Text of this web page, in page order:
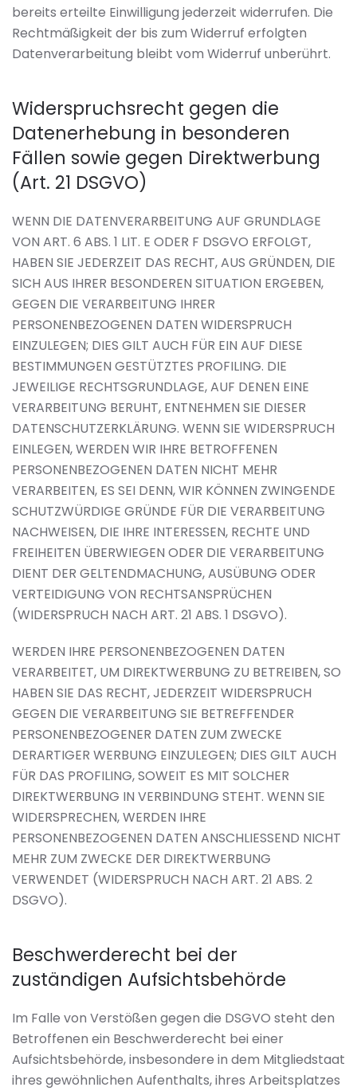
bereits erteilte Einwilligung jederzeit widerrufen. Die
Rechtmäßigkeit der bis zum Widerruf erfolgten
Datenverarbeitung bleibt vom Widerruf unberührt.
Widerspruchsrecht gegen die
Datenerhebung in besonderen
Fällen sowie gegen Direktwerbung
(Art. 21 DSGVO)
WENN DIE DATENVERARBEITUNG AUF GRUNDLAGE
VON ART. 6 ABS. 1 LIT. E ODER F DSGVO ERFOLGT,
HABEN SIE JEDERZEIT DAS RECHT, AUS GRÜNDEN, DIE
SICH AUS IHRER BESONDEREN SITUATION ERGEBEN,
GEGEN DIE VERARBEITUNG IHRER
PERSONENBEZOGENEN DATEN WIDERSPRUCH
EINZULEGEN; DIES GILT AUCH FÜR EIN AUF DIESE
BESTIMMUNGEN GESTÜTZTES PROFILING. DIE
JEWEILIGE RECHTSGRUNDLAGE, AUF DENEN EINE
VERARBEITUNG BERUHT, ENTNEHMEN SIE DIESER
DATENSCHUTZERKLÄRUNG. WENN SIE WIDERSPRUCH
EINLEGEN, WERDEN WIR IHRE BETROFFENEN
PERSONENBEZOGENEN DATEN NICHT MEHR
VERARBEITEN, ES SEI DENN, WIR KÖNNEN ZWINGENDE
SCHUTZWÜRDIGE GRÜNDE FÜR DIE VERARBEITUNG
NACHWEISEN, DIE IHRE INTERESSEN, RECHTE UND
FREIHEITEN ÜBERWIEGEN ODER DIE VERARBEITUNG
DIENT DER GELTENDMACHUNG, AUSÜBUNG ODER
VERTEIDIGUNG VON RECHTSANSPRÜCHEN
(WIDERSPRUCH NACH ART. 21 ABS. 1 DSGVO).
WERDEN IHRE PERSONENBEZOGENEN DATEN
VERARBEITET, UM DIREKTWERBUNG ZU BETREIBEN, SO
HABEN SIE DAS RECHT, JEDERZEIT WIDERSPRUCH
GEGEN DIE VERARBEITUNG SIE BETREFFENDER
PERSONENBEZOGENER DATEN ZUM ZWECKE
DERARTIGER WERBUNG EINZULEGEN; DIES GILT AUCH
FÜR DAS PROFILING, SOWEIT ES MIT SOLCHER
DIREKTWERBUNG IN VERBINDUNG STEHT. WENN SIE
WIDERSPRECHEN, WERDEN IHRE
PERSONENBEZOGENEN DATEN ANSCHLIESSEND NICHT
MEHR ZUM ZWECKE DER DIREKTWERBUNG
VERWENDET (WIDERSPRUCH NACH ART. 21 ABS. 2
DSGVO).
Beschwerde­recht bei der
zuständigen Aufsichts­behörde
Im Falle von Verstößen gegen die DSGVO steht den
Betroffenen ein Beschwerderecht bei einer
Aufsichtsbehörde, insbesondere in dem Mitgliedstaat
ihres gewöhnlichen Aufenthalts, ihres Arbeitsplatzes